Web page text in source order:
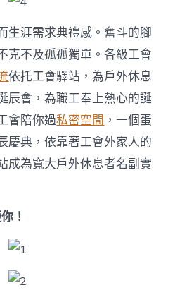
生涯需求典禮感。奮斗的腳
克不及孤孤獨單。各級工會
依托工會驛站，為戶外休息
辰會，為職工奉上熱心的誕
會陪你過私密空間 ，一個蛋
慶典，依靠著工會外家人的
成為寬大戶外休息者名副實
！